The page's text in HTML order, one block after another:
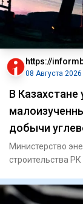
https://
08 Августа
В Казахстане
добычи
Министерство
строительства